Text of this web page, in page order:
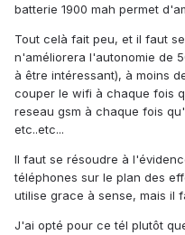
batterie 1900 mah permet
Tout celà fait peu, et il faut
n'améliorera l'autonomie de
à être intéressant), à moins
couper le wifi à chaque fois
reseau gsm à chaque fois
etc..etc...
Il faut se résoudre à
téléphones sur le plan des
utilise grace à sense, mais il
J'ai opté pour ce tél plutôt